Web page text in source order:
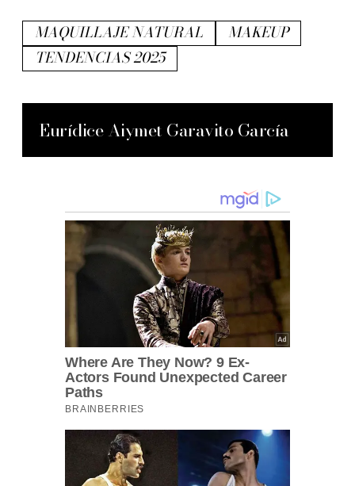
MAQUILLAJE NATURAL
MAKEUP
TENDENCIAS 2025
Eurídice Aiymet Garavito García